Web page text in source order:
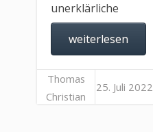
unerklärliche
weiterlesen
Thomas
Christian
25. Juli 2022